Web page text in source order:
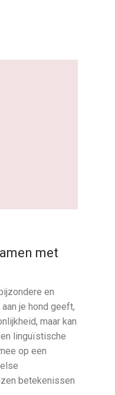
met
en
je hond geeft,
maar kan
linguïstische
op een
betekenissen